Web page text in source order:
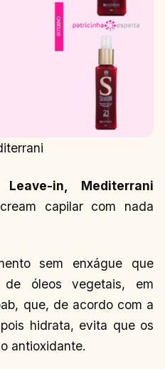
in, Mediterrani
capilar com nada
sem enxágue que
de óleos vegetais, em
que, de acordo com a
hidrata, evita que os
antioxidante.